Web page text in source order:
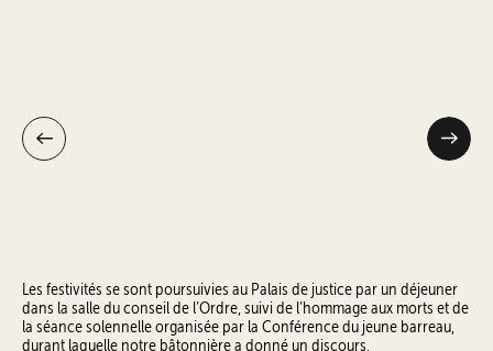
Les festivités se sont poursuivies au Palais de justice par un déjeuner
dans la salle du conseil de l’Ordre, suivi de l’hommage aux morts et de
la séance solennelle organisée par la Conférence du jeune barreau,
durant laquelle notre bâtonnière a donné un discours.